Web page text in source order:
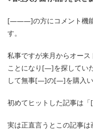
[———]の方にコメント機能
す。
私事ですが来月からオース
ことになり[—]を探してい
して無事[—]の[—]を購入い
初めてヒットした記事は「
実は正直言うとこの記事